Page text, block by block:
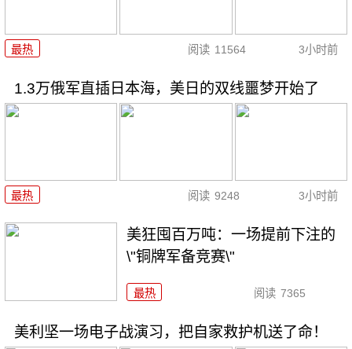
最热 阅读 11564 3小时前
1.3万俄军直插日本海，美日的双线噩梦开始了
最热 阅读 9248 3小时前
美狂囤百万吨：一场提前下注的
\"铜牌军备竞赛\"
最热 阅读 7365
美利坚一场电子战演习，把自家救护机送了命！